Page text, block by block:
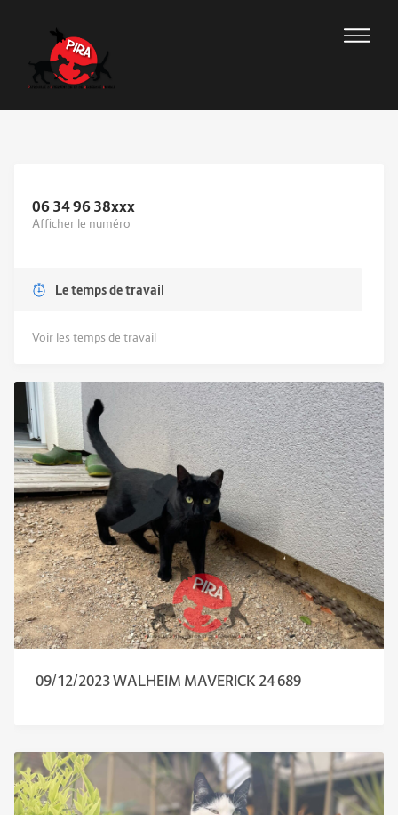
06 34 96 38xxx
Afficher le numéro
Le temps de travail
Voir les temps de travail
09/12/2023 WALHEIM MAVERICK 24 689